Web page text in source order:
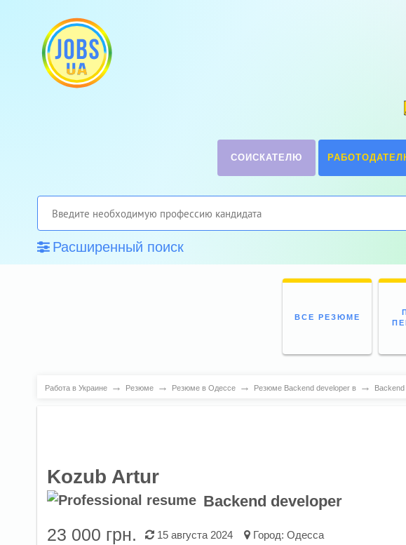
СОИСКАТЕЛЮ
Расширенный поиск
ВСЕ РЕЗЮМЕ
Работа в Украине → Резюме → Резюме в Одессе → Резюме Backend developer в →
Kozub Artur
Backend developer
23 000 грн. 15 августа 2024 Город: Одесса